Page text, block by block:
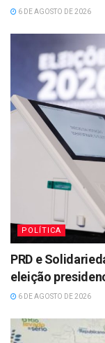
6 DE AGOSTO DE 2026
POLÍTICA
PRD e
eleição
6 DE AGOSTO DE 2026